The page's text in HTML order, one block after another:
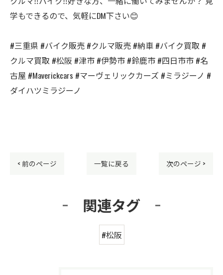
学もできるので、気軽にDM下さい😊
#三重県 #バイク販売 #クルマ販売 #納車 #バイク買取 #
クルマ買取 #松阪 #津市 #伊勢市 #鈴鹿市 #四日市市 #名
古屋 #Maverickcars #マーヴェリックカーズ #ミラジーノ #
ダイハツミラジーノ
< 前のページ 一覧に戻る 次のページ >
関連タグ
#松阪